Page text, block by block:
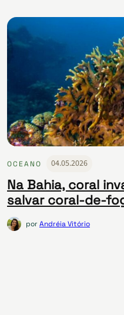
OCEANO 04.05.2026
Na Bahia, coral
salvar coral-de-
porAndréia Vitório